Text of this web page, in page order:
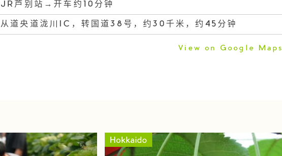
JR芦别站→开车约10分钟
从道央道泷川IC，转国道38号，约30千米，约45分钟
View on Google Maps
Hokkaido